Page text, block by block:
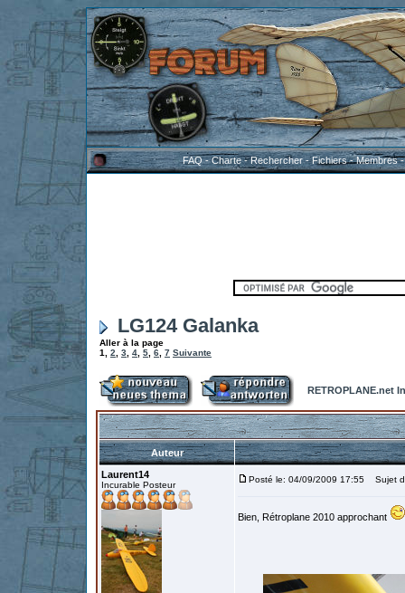
FAQ-Charte-Rechercher-Fichiers-Membres
LG124 Galanka
Aller à la page
1
2 3 4 5 6 7 Suivante
RETROPLANE.net
Auteur
Laurent14
Incurable Posteur
Posté le: 04/09/2009 17:55 Sujet
Bien, Rétroplane 2010 approchant